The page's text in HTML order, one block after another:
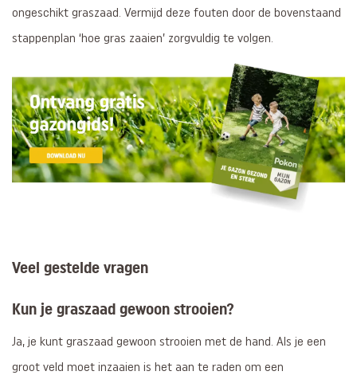
ongeschikt graszaad. Vermijd deze fouten door de bovenstaand
stappenplan ‘hoe gras zaaien’ zorgvuldig te volgen.
Veel gestelde vragen
Kun je graszaad gewoon strooien?
Ja, je kunt graszaad gewoon strooien met de hand. Als je een
groot veld moet inzaaien is het aan te raden om een